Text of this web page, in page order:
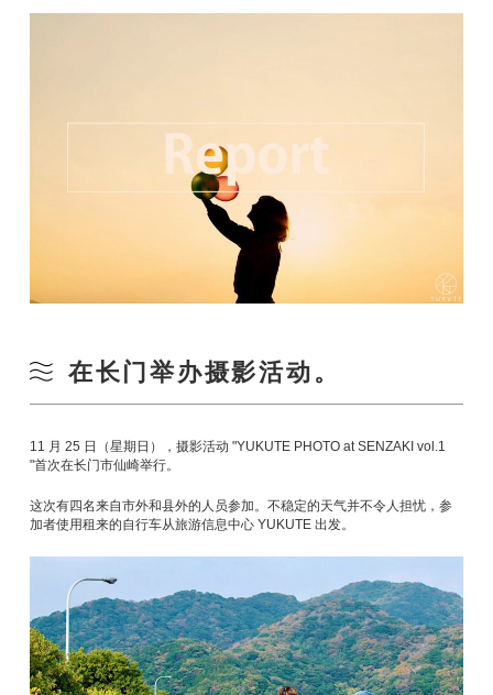
在长门举办摄影活动。
11 月 25 日（星期日），摄影活动 "YUKUTE PHOTO at SENZAKI vol.1
"首次在长门市仙崎举行。
这次有四名来自市外和县外的人员参加。不稳定的天气并不令人担忧，参
加者使用租来的自行车从旅游信息中心 YUKUTE 出发。